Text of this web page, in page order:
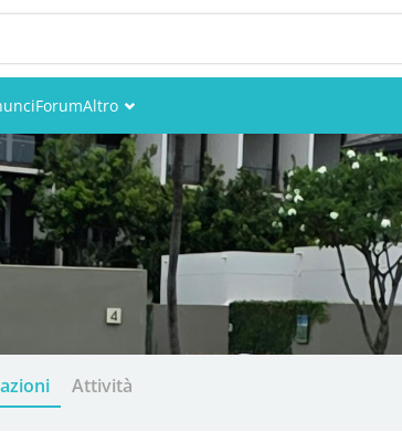
ForumAltro
Eventi
Utenti
Foto
Attività